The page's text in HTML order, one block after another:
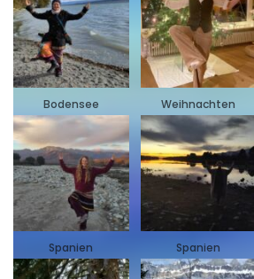
Bodensee Weihnachten
Spanien Spanien